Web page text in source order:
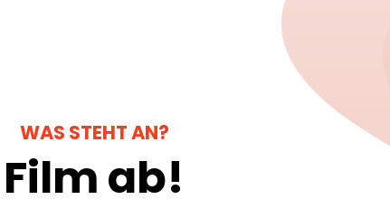
WAS STEHT AN?
Film ab!